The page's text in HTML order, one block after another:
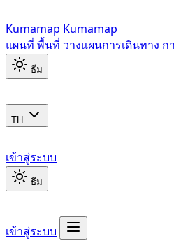
Kumamap Kumamap
แผนที่ พื้นที่ วางแผนการเดินทาง ก
ธีม
TH
เข้าสู่ระบบ
ธีม
เข้าสู่ระบบ